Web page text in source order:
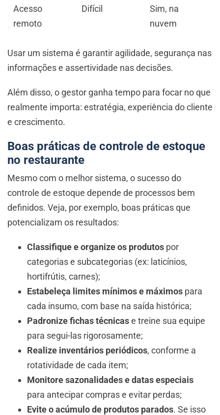
Acesso
remoto
Difícil
Sim, na
nuvem
Usar um sistema é garantir agilidade, segurança nas
informações e assertividade nas decisões.
Além disso, o gestor ganha tempo para focar no que
realmente importa: estratégia, experiência do cliente
e crescimento.
Boas práticas de controle de estoque
no restaurante
Mesmo com o melhor sistema, o sucesso do
controle de estoque depende de processos bem
definidos. Veja, por exemplo, boas práticas que
potencializam os resultados:
Classifique e organize os produtos por
categorias e subcategorias (ex: laticínios,
hortifrútis, carnes);
Estabeleça limites mínimos e máximos para
cada insumo, com base na saída histórica;
Padronize fichas técnicase treine sua equipe
para segui-las rigorosamente;
Realize inventários periódicos, conforme a
rotatividade de cada item;
Monitore sazonalidades e datas especiais
para antecipar compras e evitar perdas;
Evite o acúmulo de produtos parados. Se isso